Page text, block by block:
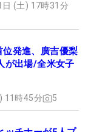
(土) 17時31分
発進、廣吉優梨
出場/全米女子
11時45分 5